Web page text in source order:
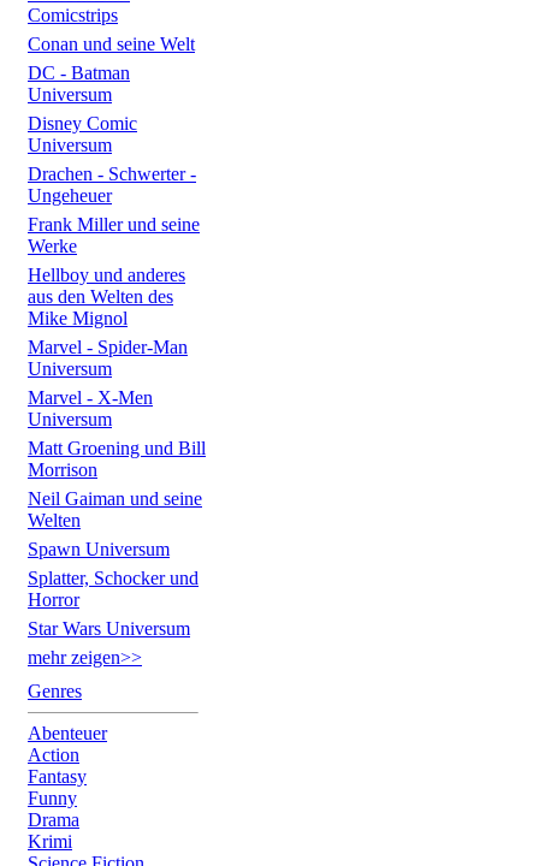
Comicstrips
Conan und seine Welt
DC - Batman
Universum
Disney Comic
Universum
Drachen - Schwerter -
Ungeheuer
Frank Miller und seine
Werke
Hellboy und anderes
aus den Welten des
Mike Mignol
Marvel - Spider-Man
Universum
Marvel - X-Men
Universum
Matt Groening und Bill
Morrison
Neil Gaiman und seine
Welten
Spawn Universum
Splatter, Schocker und
Horror
Star Wars Universum
mehr zeigen>>
Genres
Abenteuer
Action
Fantasy
Funny
Drama
Krimi